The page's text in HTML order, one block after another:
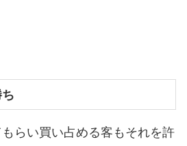
らい買い占める客もそれを許